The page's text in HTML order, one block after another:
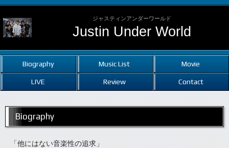
ジャスティンアンダーワールド
Justin Under World
Biography Music List Movie
LIVE Review Contact
Biography
「他にはない音楽性の追求」